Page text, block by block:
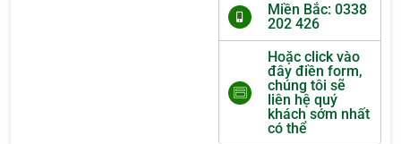
Miền Bắc: 0338
202 426
Hoặc click vào
đây điền form,
chúng tôi sẽ
liên hệ quý
khách sớm nhất
có thể